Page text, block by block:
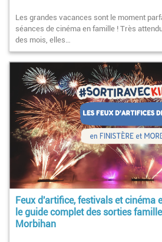
Les grandes vacances sont le moment
séances de cinéma en famille ! Très
des mois, elles…
Feux d'artifice, festivals et cinéma
le guide complet des sorties
Morbihan